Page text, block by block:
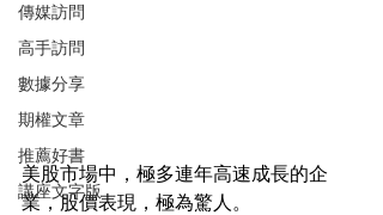
傳媒訪問
高手訪問
數據分享
期權文章
推薦好書
講座文字版
美股市場中，極多連年高速成長的企
業，股價表現，極為驚人。